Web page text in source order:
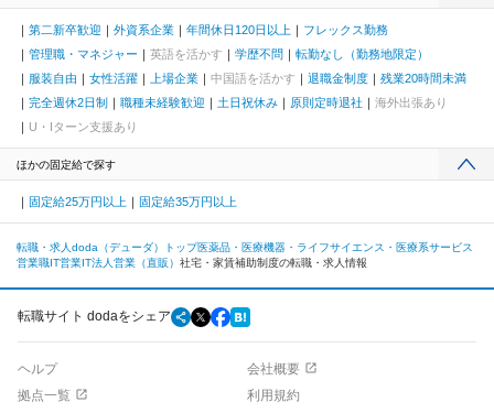
第二新卒歓迎 外資系企業 年間休日120日以上
フレックス勤務
管理職・マネジャー
英語を活かす 学歴不問
転勤なし（勤務地限定）
服装自由
女性活躍 上場企業 中国語を活かす 退職金制度
残業20時間未満
完全週休2日制
職種未経験歓迎 土日祝休み 原則定時退社
海外出張あり
U・Iターン支援あり
ほかの固定給で探す
固定給25万円以上 固定給35万円以上
転職・求人doda（デューダ）トップ医薬品・医療機器・ライフサイエンス・医療系サービス
営業職IT営業IT法人営業（直販） 社宅・家賃補助制度の転職・求人情報
転職サイト dodaをシェア
ヘルプ
会社概要
拠点一覧
利用規約